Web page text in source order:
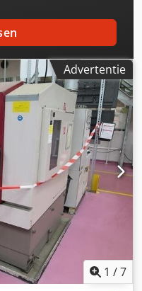
SIEMENS SINUMERIK
met 50 posities
Advertentie
1 /7